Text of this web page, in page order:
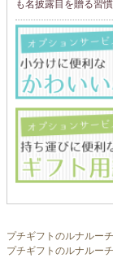
も名披露目を贈る習慣
プチギフトのルナルー
プチギフトのルナルー